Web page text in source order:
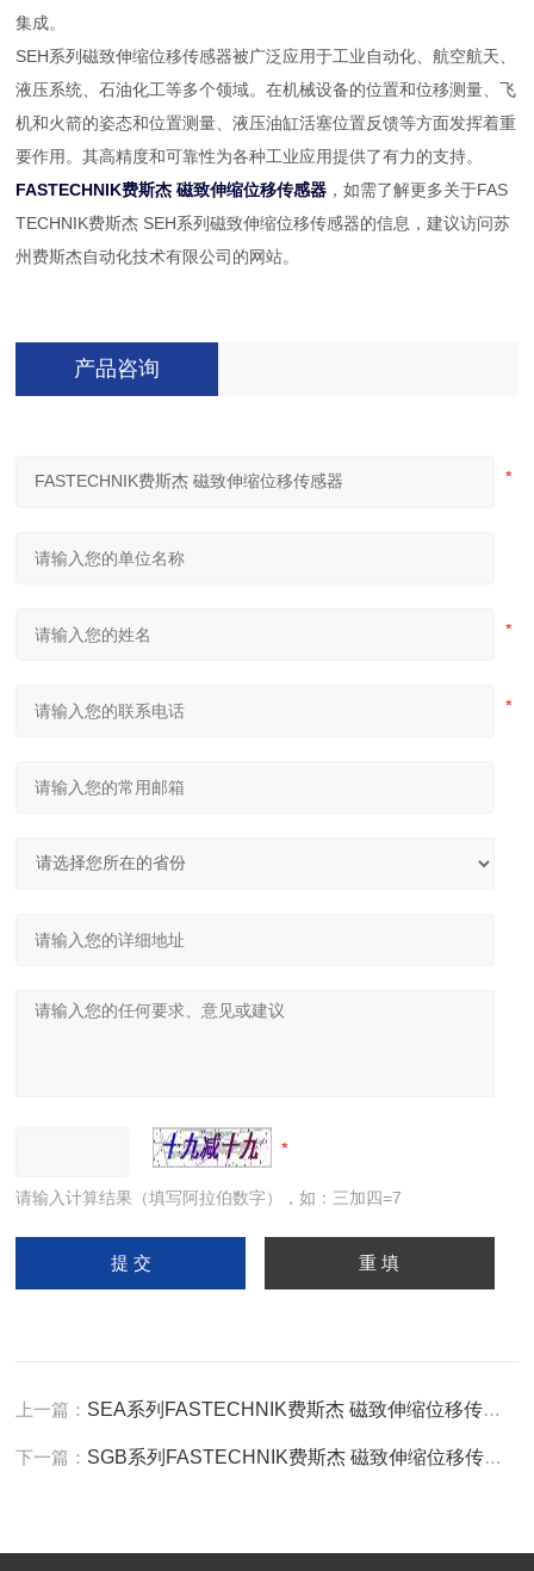
集成。
SEH系列磁致伸缩位移传感器被广泛应用于工业自动化、航空航天、
液压系统、石油化工等多个领域。在机械设备的位置和位移测量、飞
机和火箭的姿态和位置测量、液压油缸活塞位置反馈等方面发挥着重
要作用。其高精度和可靠性为各种工业应用提供了有力的支持。
FASTECHNIK费斯杰 磁致伸缩位移传感器 ，如需了解更多关于FAS
TECHNIK费斯杰 SEH系列磁致伸缩位移传感器的信息，建议访问苏
州费斯杰自动化技术有限公司的网站。
产品咨询
请输入计算结果（填写阿拉伯数字），如：三加四=7
上一篇： SEA系列FASTECHNIK费斯杰 磁致伸缩位移传感器
下一篇： SGB系列FASTECHNIK费斯杰 磁致伸缩位移传感器